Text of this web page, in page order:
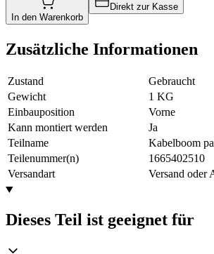
In den Warenkorb
Direkt zur Kasse
Zusätzliche Informationen
Zustand
Gebraucht
Gewicht
1 KG
Einbauposition
Vorne
Kann montiert werden
Ja
Teilname
Kabelboom
Teilenummer(n)
1665402510
Versandart
Versand oder
Dieses Teil ist geeignet für